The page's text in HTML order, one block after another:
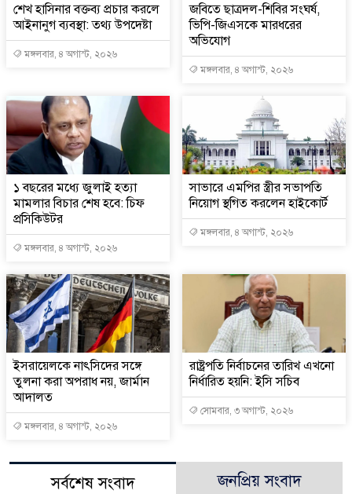
শেখ হাসিনার বক্তব্য প্রচার করলে
আইনানুগ ব্যবস্থা: তথ্য উপদেষ্টা
মঙ্গলবার, ৪ অগাস্ট, ২০২৬
জবিতে ছাত্রদল-শিবির সংঘর্ষ,
ভিপি-জিএসকে মারধরের
অভিযোগ
মঙ্গলবার, ৪ অগাস্ট, ২০২৬
১ বছরের মধ্যে জুলাই হত্যা
মামলার বিচার শেষ হবে: চিফ
প্রসিকিউটর
মঙ্গলবার, ৪ অগাস্ট, ২০২৬
সাভারে এমপির স্ত্রীর সভাপতি
নিয়োগ স্থগিত করলেন হাইকোর্ট
মঙ্গলবার, ৪ অগাস্ট, ২০২৬
ইসরায়েলকে নাৎসিদের সঙ্গে
তুলনা করা অপরাধ নয়, জার্মান
আদালত
মঙ্গলবার, ৪ অগাস্ট, ২০২৬
রাষ্ট্রপতি নির্বাচনের তারিখ এখনো
নির্ধারিত হয়নি: ইসি সচিব
সোমবার, ৩ অগাস্ট, ২০২৬
সর্বশেষ সংবাদ জনপ্রিয় সংবাদ